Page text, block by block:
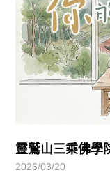
靈鷲山三乘佛學
2026/03/20